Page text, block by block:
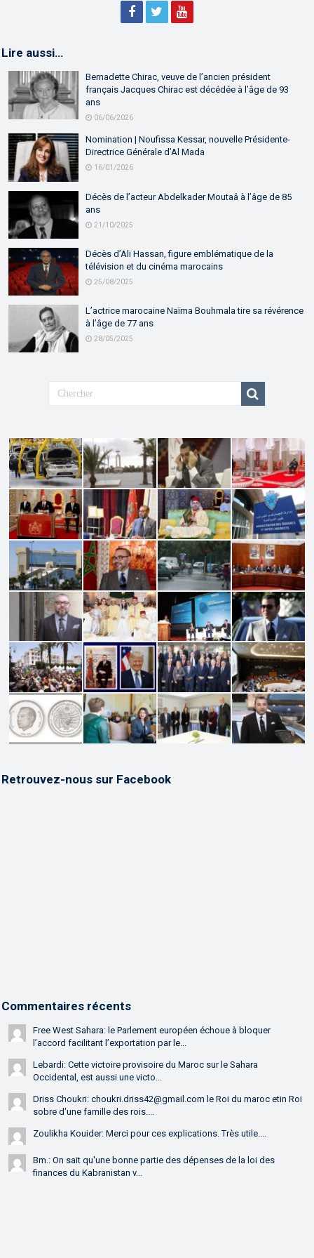
Lire aussi…
Bernadette Chirac, veuve de l’ancien président
français Jacques Chirac est décédée à l’âge de 93
ans
06/06/2026
Nomination | Noufissa Kessar, nouvelle Présidente-
Directrice Générale d’Al Mada
16/01/2026
Décès de l’acteur Abdelkader Moutaâ à l’âge de 85
ans
21/10/2025
Décès d’Ali Hassan, figure emblématique de la
télévision et du cinéma marocains
25/08/2025
L’actrice marocaine Naïma Bouhmala tire sa révérence
à l’âge de 77 ans
28/05/2025
Retrouvez-nous sur Facebook
Commentaires récents
Free West Sahara: le Parlement européen échoue à bloquer
l’accord facilitant l’exportation par le...
Lebardi: Cette victoire provisoire du Maroc sur le Sahara
Occidental, est aussi une victo...
Driss Choukri: choukri.driss42@gmail.com le Roi du maroc etin Roi
sobre d'une famille des rois....
Zoulikha Kouider: Merci pour ces explications. Très utile....
Bm.: On sait qu'une bonne partie des dépenses de la loi des
finances du Kabranistan v...